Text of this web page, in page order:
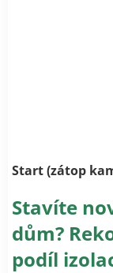
Start (zátop
Stavíte
dům?
podíl